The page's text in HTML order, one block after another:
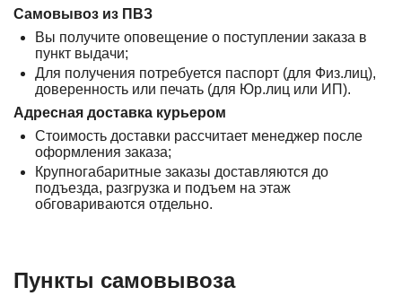
Самовывоз из ПВЗ
Вы получите оповещение о поступлении заказа в
пункт выдачи;
Для получения потребуется паспорт (для Физ.лиц),
доверенность или печать (для Юр.лиц или ИП).
Адресная доставка курьером
Стоимость доставки рассчитает менеджер после
оформления заказа;
Крупногабаритные заказы доставляются до
подъезда, разгрузка и подъем на этаж
обговариваются отдельно.
Пункты самовывоза